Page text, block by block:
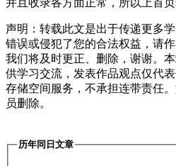
声明：转载此文是出于传递更多
错误或侵犯了您的合法权益，请
我们将及时更正、删除，谢谢。
供学习交流，发表作品观点仅代
存储空间服务，不承担连带责任
员删除。
历年同日文章